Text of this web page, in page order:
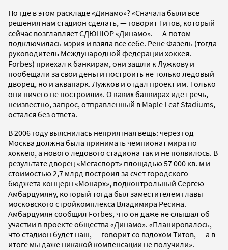
Но где в этом раскладе «Динамо»? «Сначала были все
решения нам стадион сделать, — говорит Титов, который
сейчас возглавляет СДЮШОР «Динамо». — А потом
подключилась мэрия и взяла все себе. Рене Фазель (тогда
руководитель Международной федерации хоккея. —
Forbes) приехал к банкирам, они зашли к Лужкову и
пообещали за свои деньги построить не только ледовый
дворец, но и аквапарк. Лужков и отдал проект им. Только
они ничего не построили». О каких банкирах идет речь,
неизвестно, запрос, отправленный в Maple Leaf Stadiums,
остался без ответа.
В 2006 году выяснилась неприятная вещь: через год
Москва должна была принимать чемпионат мира по
хоккею, а нового ледового стадиона так и не появилось. В
результате дворец «Мегаспорт» площадью 57 000 кв. м и
стоимостью 2,7 млрд построил за счет городского
бюджета концерн «Монарх», подконтрольный Сергею
Амбарцумяну, который тогда был заместителем главы
московского стройкомплекса Владимира Ресина.
Амбарцумян сообщил Forbes, что он даже не слышал об
участии в проекте общества «Динамо». «Планировалось,
что стадион будет наш, — говорит со вздохом Титов, — а в
итоге мы даже никакой компенсации не получили».